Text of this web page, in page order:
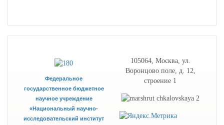
Федеральное
государственное бюджетное
научное учреждение
«Национальный научно-
исследовательский институт
105064, Москва, ул.
Воронцово поле, д. 12,
строение 1